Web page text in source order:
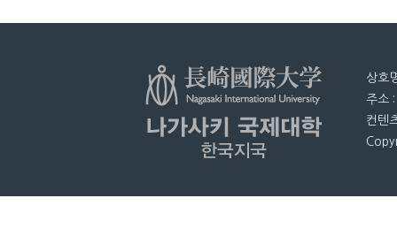
상호
주소
컨텐